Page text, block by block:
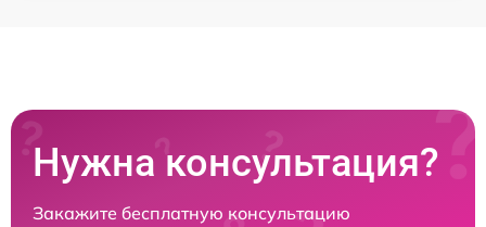
Нужна консультация?
Закажите бесплатную консультацию